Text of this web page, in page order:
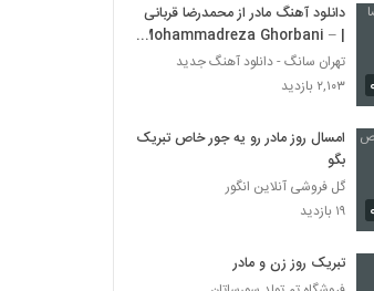
دانلود آهنگ مادر از محمدرضا قربانی
| Mohammadreza Ghorbani –
Madar
تهران سانگ - دانلود آهنگ جدید
۲,۱۰۳ بازدید
امسال روز مادر رو یه جور خاص تبریک
بگو
گل فروشی آنلاین انگور
۱۹ بازدید
تبریک روز زن و مادر